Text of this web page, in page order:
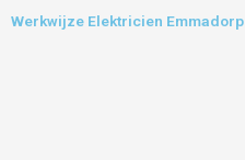
Werkwijze Elektricien Emmadorp